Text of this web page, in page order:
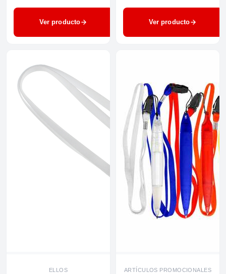
Ver producto Ver producto
ELLOS ARTÍCULOS PROMOCIONALES